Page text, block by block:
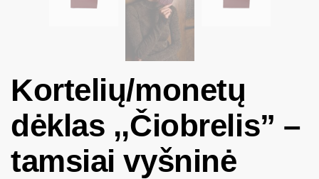
Kortelių/monetų
dėklas ,,Čiobrelis” –
tamsiai vyšninė